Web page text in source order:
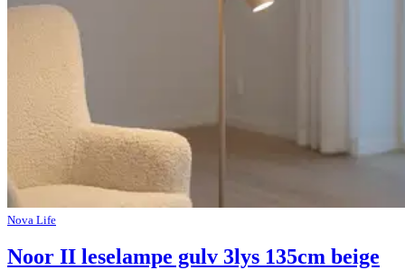
Nova Life
Noor II leselampe gulv 3lys 135cm beige